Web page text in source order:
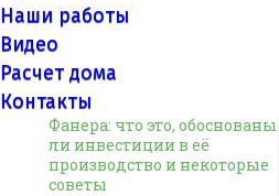
Наши работы
Видео
Расчет дома
Контакты
Фанера: что это, обоснованы
ли инвестиции в её
производство и некоторые
советы